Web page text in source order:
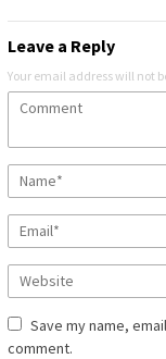
Leave a Reply
Your email address will not
Save my name,
comment.